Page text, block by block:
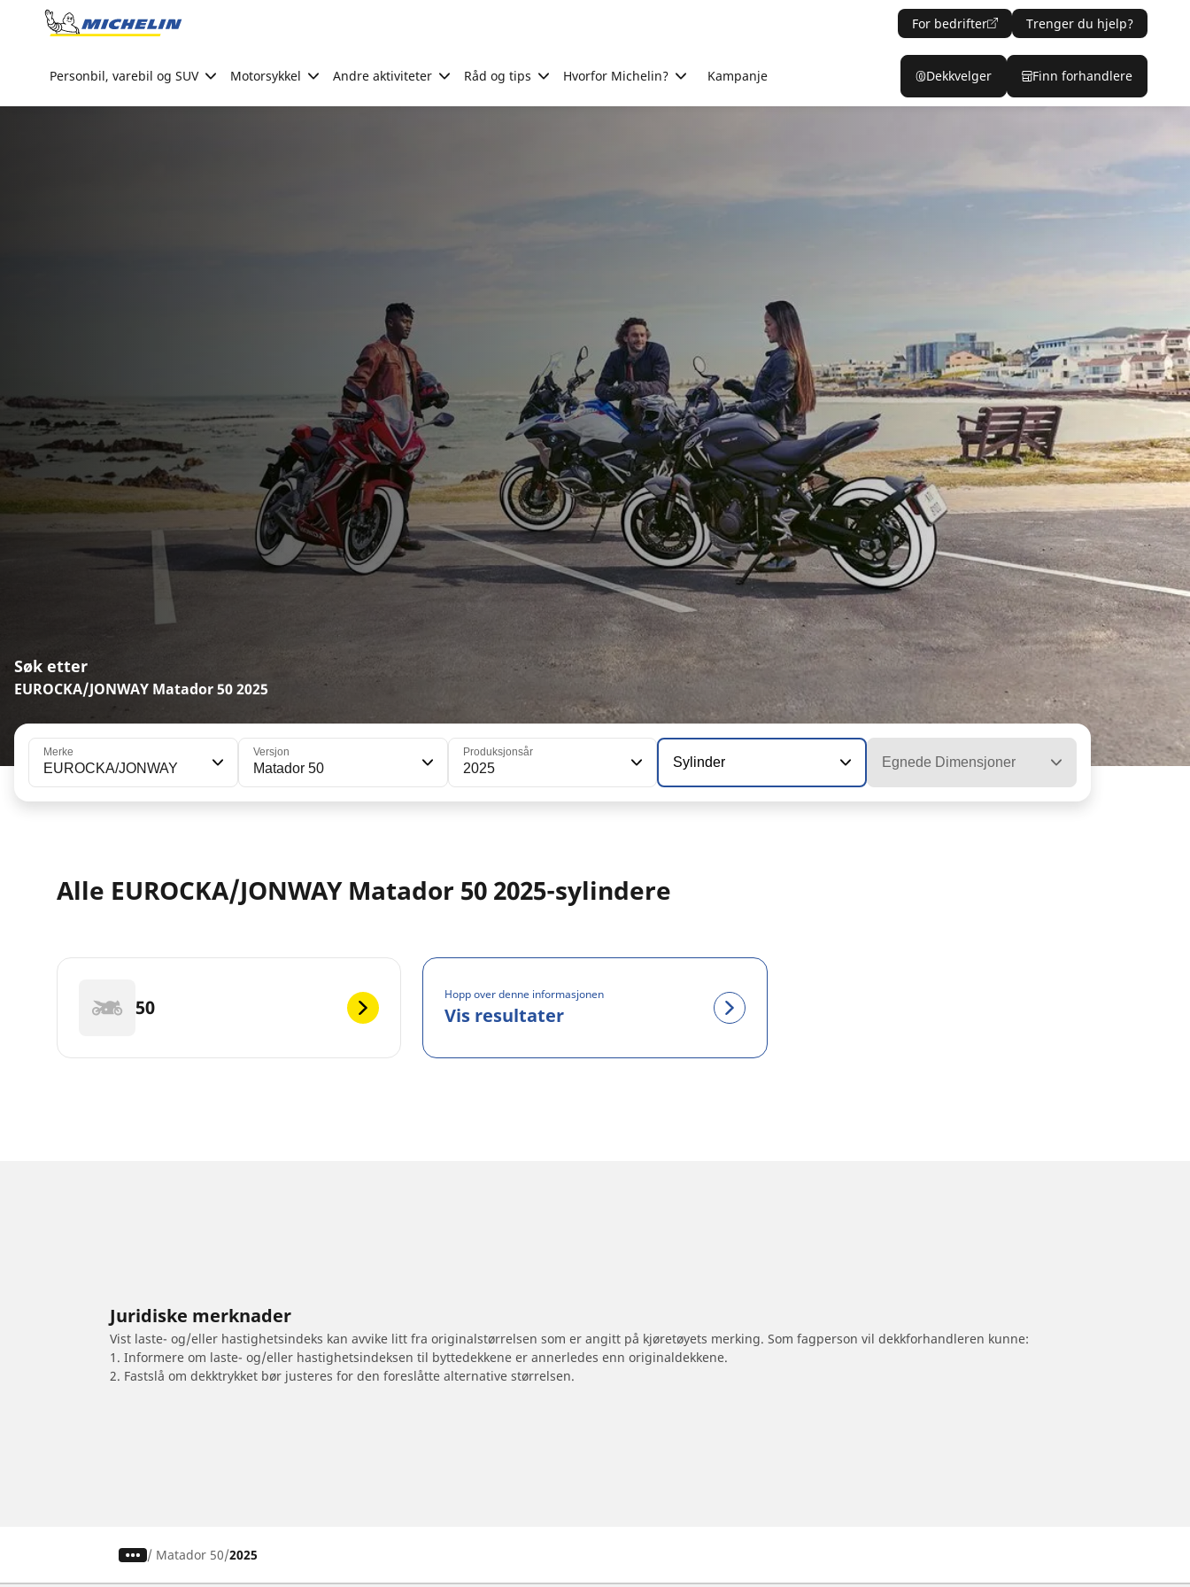
Go to page content
For bedrifter Trenger du hjelp?
Personbil, varebil og SUV Motorsykkel Andre aktiviteter Råd og tips Hvorfor Michelin? Kampanje Dekkvelger Finn forhandlere
Søk etter
EUROCKA/JONWAY Matador 50 2025
Merke
EUROCKA/JONWAY
Versjon
Matador 50
Produksjonsår
2025 Sylinder Egnede Dimensjoner
Alle EUROCKA/JONWAY Matador 50 2025-sylindere
50
Hopp over denne informasjonen
Vis resultater
Juridiske merknader
Vist laste- og/eller hastighetsindeks kan avvike litt fra originalstørrelsen som er angitt på kjøretøyets merking. Som fagperson vil dekkforhandleren kunne:
1. Informere om laste- og/eller hastighetsindeksen til byttedekkene er annerledes enn originaldekkene.
2. Fastslå om dekktrykket bør justeres for den foreslåtte alternative størrelsen.
/ Matador 50 2025